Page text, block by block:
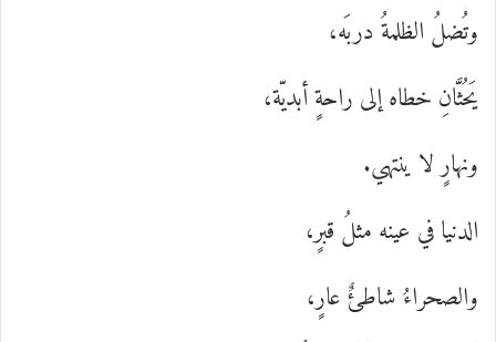
وتُضلُ الظلمةُ دربَه،
يَحُثَّانِ خطاه إلى راحةٍ أبديّة،
ونهارٍ لا ينتهي.
الدنيا في عينه مثلُ قبرٍ،
والصحراءُ شاطئٌ عارٍ،